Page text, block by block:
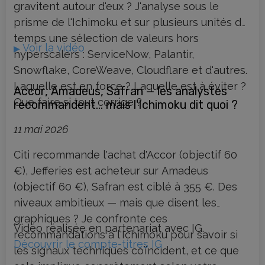
gravitent autour d'eux ? J'analyse sous le
prisme de l'Ichimoku et sur plusieurs unités de
temps une sélection de valeurs hors
hyperscalers : ServiceNow, Palantir,
Snowflake, CoreWeave, Cloudflare et d'autres.
Laquelle est en force ? Laquelle est à éviter ?
Que faire si tout corrige ?
▶ Voir la vidéo
Accor, Amadeus, Safran — les analystes
recommandent… mais l'Ichimoku dit quoi ?
11 mai 2026
Citi recommande l'achat d'Accor (objectif 60
€), Jefferies est acheteur sur Amadeus
(objectif 60 €), Safran est ciblé à 355 €. Des
niveaux ambitieux — mais que disent les
graphiques ? Je confronte ces
recommandations à l'Ichimoku pour savoir si
les signaux techniques coïncident, et ce que
Vidéo réalisée en partenariat avec IG.
Découvrir le compte-titres IG